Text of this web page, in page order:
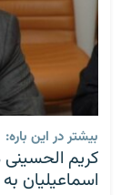
بیشتر در این باره:
کریم
اسماعیلیان به عمر ۸۸